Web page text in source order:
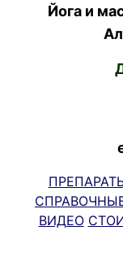
Йога и
ВИДЕО